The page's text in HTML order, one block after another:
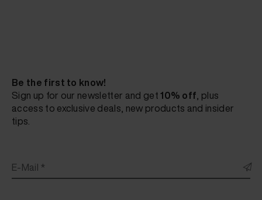
Be the first to know!
Sign up for our newsletter and get10% off, plus
access to exclusive deals, new products and insider
tips.
E-Mail *